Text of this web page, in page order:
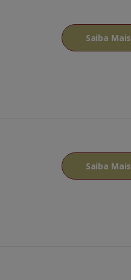
Saiba Mais
Saiba Mais